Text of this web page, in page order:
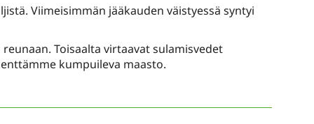
Viimeisimmän jääkauden väistyessä syntyi
Toisaalta virtaavat sulamisvedet
kumpuileva maasto.